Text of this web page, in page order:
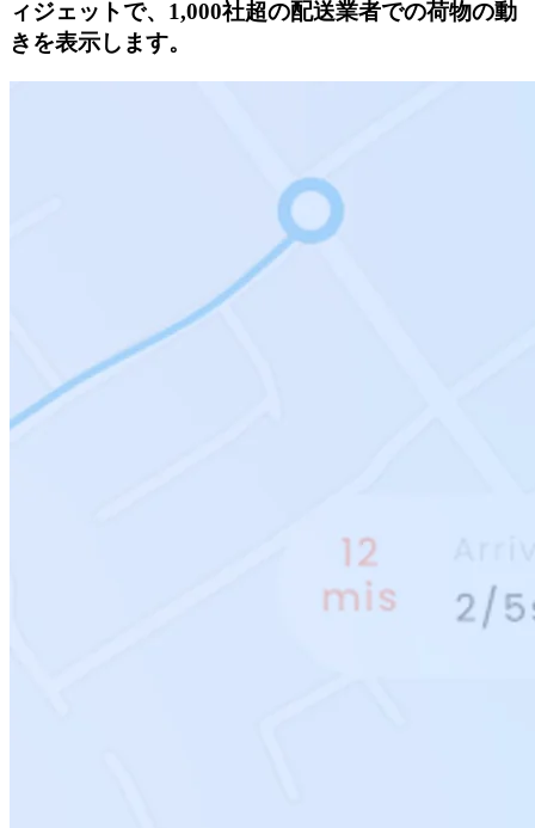
ィジェットで、1,000社超の配送業者での荷物の動
きを表示します。